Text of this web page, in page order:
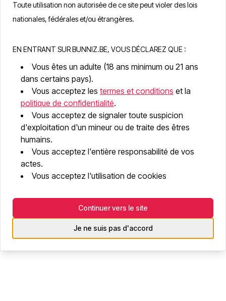
Welkom terug
Voer uw e-mailadres en wachtwoord in om in te loggen
E-mail
Wachtwoord
Inloggen
Heb je geen account? Meld je aan
Wachtwoord vergeten? Reset het
Toute utilisation non autorisée de ce site peut violer des lois
nationales, fédérales et/ou étrangères.
EN ENTRANT SUR BUNNIZ.BE, VOUS DÉCLAREZ QUE :
Vous êtes un adulte (18 ans minimum ou 21 ans
dans certains pays).
Vous acceptez les termes et conditions et la
politique de confidentialité.
Vous acceptez de signaler toute suspicion
d'exploitation d'un mineur ou de traite des êtres
humains.
Vous acceptez l'entière responsabilité de vos
actes.
Vous acceptez l'utilisation de cookies
Je ne suis pas d'accord
Continuer vers le site